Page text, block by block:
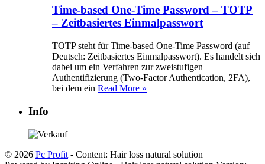
Time-based One-Time Password – TOTP
– Zeitbasiertes Einmalpasswort
TOTP steht für Time-based One-Time Password (auf
Deutsch: Zeitbasiertes Einmalpasswort). Es handelt sich
dabei um ein Verfahren zur zweistufigen
Authentifizierung (Two-Factor Authentication, 2FA),
bei dem ein Read More »
Info
© 2026 Pc Profit - Content: Hair loss natural solution